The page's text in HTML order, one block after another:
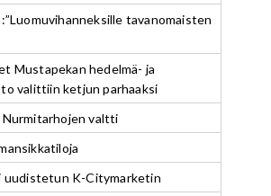
tavanomaisten
Mustapekan hedelmä- ja
valittiin ketjun parhaaksi
valtti
uudistetun K-Citymarketin